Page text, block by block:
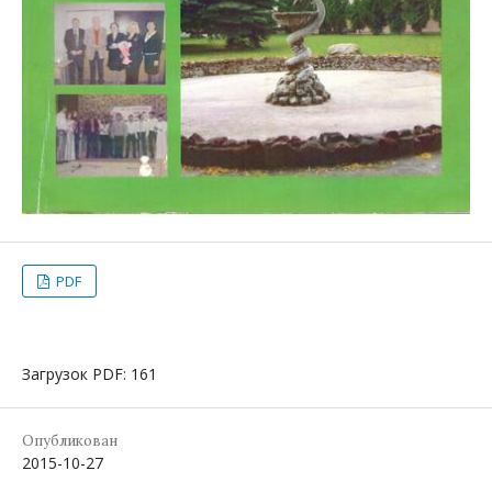
PDF
Загрузок PDF: 161
Опубликован
2015-10-27